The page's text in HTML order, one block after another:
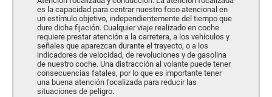
es la capacidad para centrar nuestro foco atencional en
un estímulo objetivo, independientemente del tiempo que
dure dicha fijación. Cualquier viaje realizado en coche
requiere prestar atención a la carretera, a los vehículos y
señales que aparezcan durante el trayecto, o a los
indicadores de velocidad, de revoluciones y de gasolina
de nuestro coche. Una distracción al volante puede tener
consecuencias fatales, por lo que es importante tener
una buena atención focalizada para reducir las
situaciones de peligro.